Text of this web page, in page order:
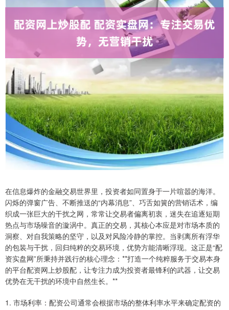
在信息爆炸的金融交易世界里，投资者如同置身于一片喧嚣的海洋。
闪烁的弹窗广告、不断推送的“内幕消息”、巧舌如簧的营销话术，编
织成一张巨大的干扰之网，常常让交易者偏离初衷，迷失在追逐短期
热点与市场噪音的漩涡中。真正的交易，其核心本应是对市场本质的
洞察、对自我策略的坚守，以及对风险冷静的掌控。当剥离所有浮华
的包装与干扰，回归纯粹的交易环境，优势方能清晰浮现。这正是“配
资实盘网”所秉持并践行的核心理念：**打造一个纯粹服务于交易本身
的平台配资网上炒股配，让专注力成为投资者最锋利的武器，让交易
优势在无干扰的环境中自然生长。**
1. 市场利率：配资公司通常会根据市场的整体利率水平来确定配资的